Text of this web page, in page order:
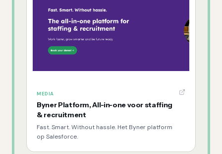
MEDIA
Byner Platform, All-in-one voor staffing
& recruitment
Fast. Smart. Without hassle. Het Byner platform
op Salesforce.